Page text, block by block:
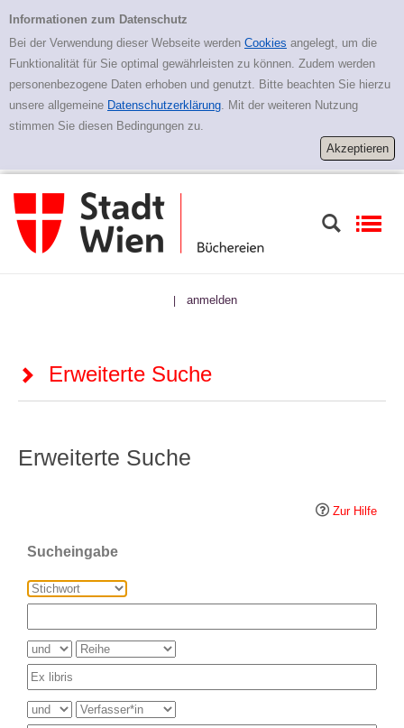
Erweiterte Suche
Informationen zum Datenschutz
Bei der Verwendung dieser Webseite werden Cookies angelegt, um die
Funktionalität für Sie optimal gewährleisten zu können. Zudem werden
personenbezogene Daten erhoben und genutzt. Bitte beachten Sie hierzu
unsere allgemeine Datenschutzerklärung. Mit der weiteren Nutzung
stimmen Sie diesen Bedingungen zu.
| anmelden
Erweiterte Suche
Erweiterte Suche
Zur Hilfe
Sucheingabe